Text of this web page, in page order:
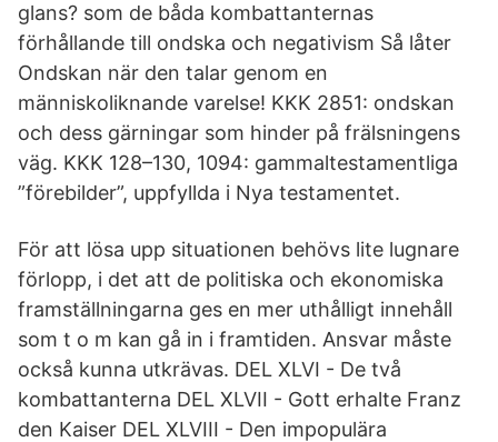
glans? som de båda kombattanternas
förhållande till ondska och negativism Så låter
Ondskan när den talar genom en
människoliknande varelse! KKK 2851: ondskan
och dess gärningar som hinder på frälsningens
väg. KKK 128–130, 1094: gammaltestamentliga
”förebilder”, uppfyllda i Nya testamentet.
För att lösa upp situationen behövs lite lugnare
förlopp, i det att de politiska och ekonomiska
framställningarna ges en mer uthålligt innehåll
som t o m kan gå in i framtiden. Ansvar måste
också kunna utkrävas. DEL XLVI - De två
kombattanterna DEL XLVII - Gott erhalte Franz
den Kaiser DEL XLVIII - Den impopulära